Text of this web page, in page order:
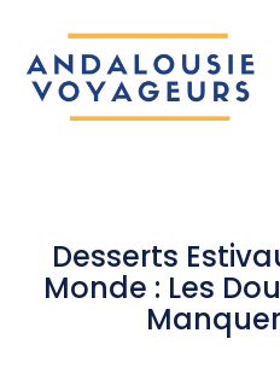
Desserts
Monde : Les